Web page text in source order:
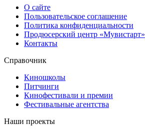
О сайте
Пользовательское соглашение
Политика конфиденциальности
Продюсерский центр «Мувистарт»
Контакты
Справочник
Киношколы
Питчинги
Кинофестивали и премии
Фестивальные агентства
Наши проекты